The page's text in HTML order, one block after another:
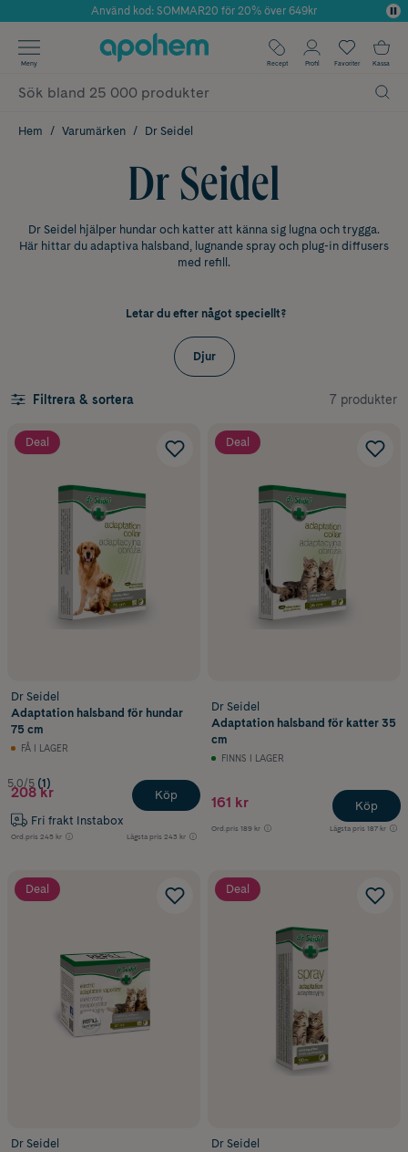
Årets Butik 2025 inom Skönhet
Använd kod: SOMMAR20 för 20% över 649kr
✓ Fri frakt
✓ Poäng på alla köp*
Meny Recept Profil Favoriter Kassa
Hem Varumärken Dr Seidel
Dr Seidel
Dr Seidel hjälper hundar och katter att känna sig lugna och trygga.
Här hittar du adaptiva halsband, lugnande spray och plug-in diffusers
med refill.
Letar du efter något speciellt?
Djur
Filtrera & sortera 7 produkter
Deal
Dr Seidel
Adaptation halsband för hundar
75 cm
FÅ I LAGER
5.0/5 (1)
208 kr
Fri frakt Instabox
Ord.pris 245 kr Lägsta pris 243 kr
Köp
Deal
Dr Seidel
Adaptation halsband för katter 35
cm
FINNS I LAGER
161 kr
Ord.pris 189 kr Lägsta pris 187 kr
Köp
Deal
Dr Seidel
Deal
Dr Seidel